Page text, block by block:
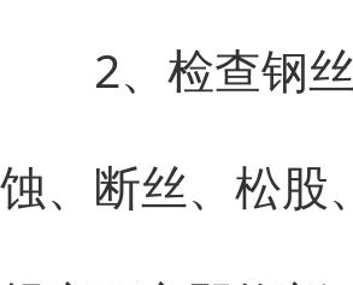
2、检查钢丝
蚀、断丝、松股